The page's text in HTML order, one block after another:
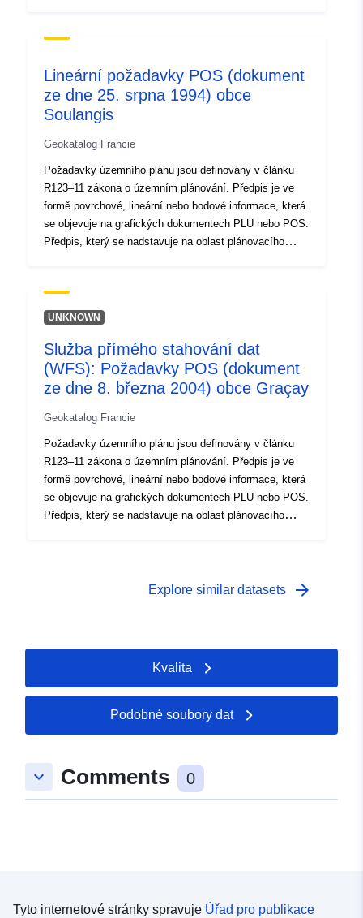
Lineární požadavky POS (dokument
ze dne 25. srpna 1994) obce
Soulangis
Geokatalog Francie
Požadavky územního plánu jsou definovány v článku
R123–11 zákona o územním plánování. Předpis je ve
formě povrchové, lineární nebo bodové informace, která
se objevuje na grafických dokumentech PLU nebo POS.
Předpis, který se nadstavuje na oblast plánovacího
UNKNOWN
Služba přímého stahování dat
(WFS): Požadavky POS (dokument
ze dne 8. března 2004) obce Graçay
Geokatalog Francie
Požadavky územního plánu jsou definovány v článku
R123–11 zákona o územním plánování. Předpis je ve
formě povrchové, lineární nebo bodové informace, která
se objevuje na grafických dokumentech PLU nebo POS.
Předpis, který se nadstavuje na oblast plánovacího
Explore similar datasets arrow_forward
Kvalita
Podobné soubory dat
keyboard_arrow_down Comments 0
Tyto internetové stránky spravuje Úřad pro publikace